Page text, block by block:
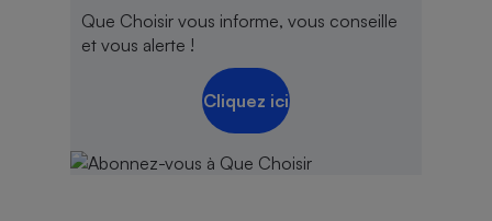
Que Choisir vous informe, vous conseille
et vous alerte !
Cliquez ici